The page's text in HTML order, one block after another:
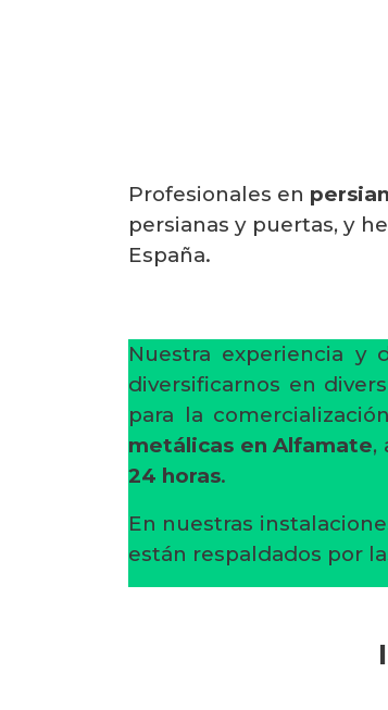
Profesionales en
persianas y puertas, y
España.
Nuestra experiencia y
diversificarnos en
para la
metálicas en Alfamate,
24 horas.
En nuestras
están respaldados por